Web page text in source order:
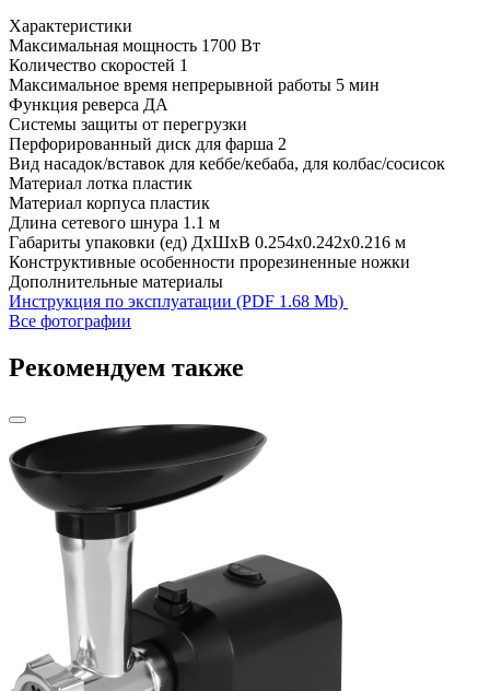
Характеристики
Максимальная мощность 1700 Вт
Количество скоростей 1
Максимальное время непрерывной работы 5 мин
Функция реверса ДА
Системы защиты от перегрузки
Перфорированный диск для фарша 2
Вид насадок/вставок для кеббе/кебаба, для колбас/сосисок
Материал лотка пластик
Материал корпуса пластик
Длина сетевого шнура 1.1 м
Габариты упаковки (ед) ДхШхВ 0.254x0.242x0.216 м
Конструктивные особенности прорезиненные ножки
Дополнительные материалы
Инструкция по эксплуатации (PDF 1.68 Mb)
Все фотографии
Рекомендуем также